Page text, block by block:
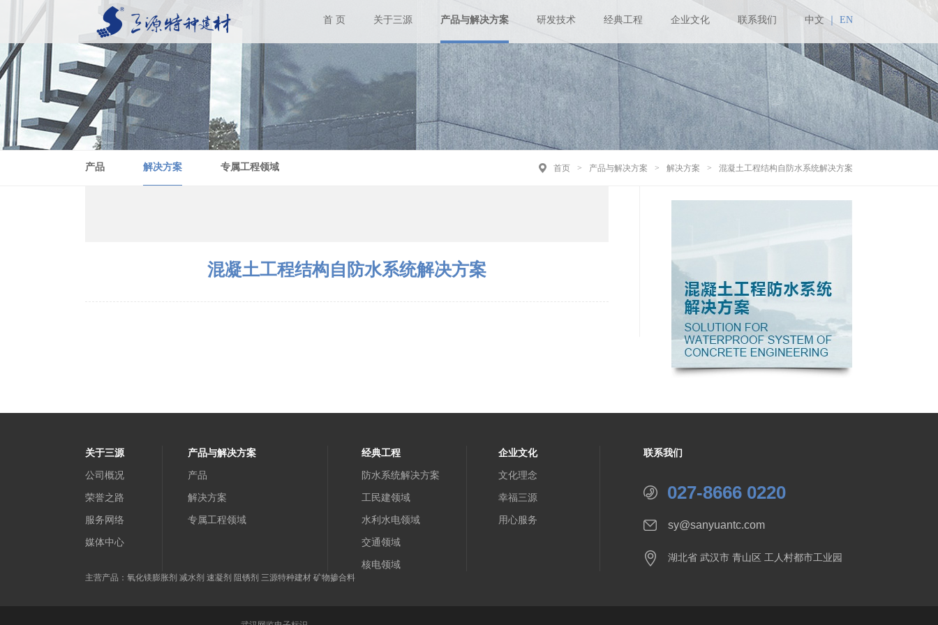
中文 ｜ EN
首 页 关于三源 产品与解决方案 研发技术 经典工程 企业文化 联系我们
产品 解决方案 专属工程领域 首页 > 产品与解决方案 > 解决方案 > 混凝土工程结构自防水系统解决方案
混凝土工程结构自防水系统解决方案
关于三源
公司概况
荣誉之路
服务网络
媒体中心
产品与解决方案
产品
解决方案
专属工程领域
经典工程
防水系统解决方案
工民建领域
水利水电领域
交通领域
核电领域
企业文化
文化理念
幸福三源
用心服务
联系我们
027-8666 0220
sy@sanyuantc.com
湖北省 武汉市 青山区 工人村都市工业园
主营产品：氧化镁膨胀剂 减水剂 速凝剂 阻锈剂 三源特种建材 矿物掺合料